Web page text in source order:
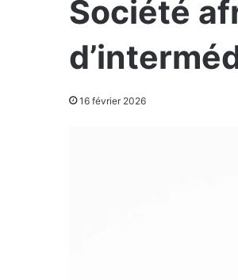
Société
16 février 2026